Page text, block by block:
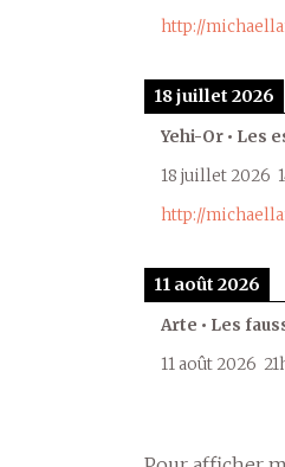
http://
18 juillet 2026
Yehi-Or • Les
18 juillet 2026
http://
11 août 2026
Arte • Les
11 août 2026